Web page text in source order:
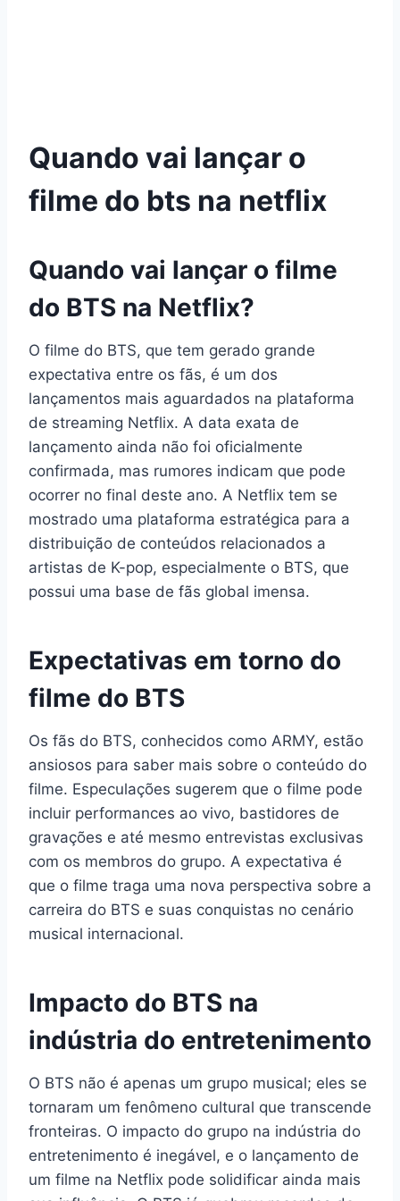
Quando vai lançar o
filme do bts na netflix
Quando vai lançar o filme
do BTS na Netflix?
O filme do BTS, que tem gerado grande
expectativa entre os fãs, é um dos
lançamentos mais aguardados na plataforma
de streaming Netflix. A data exata de
lançamento ainda não foi oficialmente
confirmada, mas rumores indicam que pode
ocorrer no final deste ano. A Netflix tem se
mostrado uma plataforma estratégica para a
distribuição de conteúdos relacionados a
artistas de K-pop, especialmente o BTS, que
possui uma base de fãs global imensa.
Expectativas em torno do
filme do BTS
Os fãs do BTS, conhecidos como ARMY, estão
ansiosos para saber mais sobre o conteúdo do
filme. Especulações sugerem que o filme pode
incluir performances ao vivo, bastidores de
gravações e até mesmo entrevistas exclusivas
com os membros do grupo. A expectativa é
que o filme traga uma nova perspectiva sobre a
carreira do BTS e suas conquistas no cenário
musical internacional.
Impacto do BTS na
indústria do entretenimento
O BTS não é apenas um grupo musical; eles se
tornaram um fenômeno cultural que transcende
fronteiras. O impacto do grupo na indústria do
entretenimento é inegável, e o lançamento de
um filme na Netflix pode solidificar ainda mais